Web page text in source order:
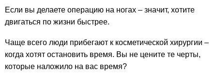
Если вы делаете операцию на ногах – значит, хотите
двигаться по жизни быстрее.
Чаще всего люди прибегают к косметической хирургии –
когда хотят остановить время. Вы не цените те черты,
которые наложило на вас время?